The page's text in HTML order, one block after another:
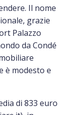
Il nome
grazie
Palazzo
da Condé
è modesto e
di 833 euro